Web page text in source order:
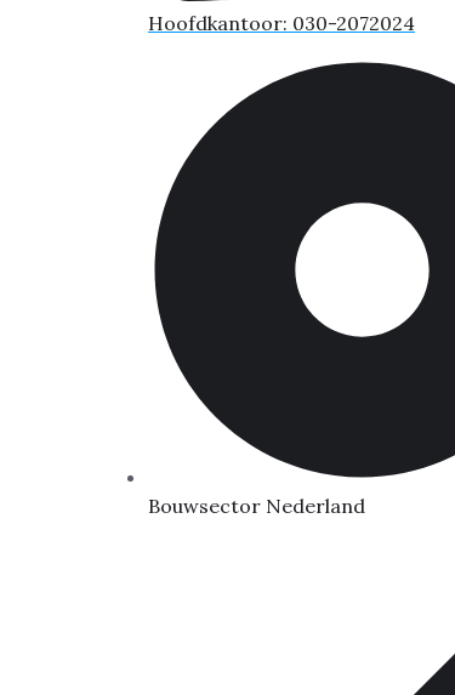
Hoofdkantoor: 030-2072024
Bouwsector Nederland